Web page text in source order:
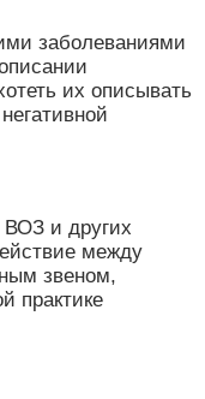
заболеваниями
их описывать
и других
между
звеном,
практике